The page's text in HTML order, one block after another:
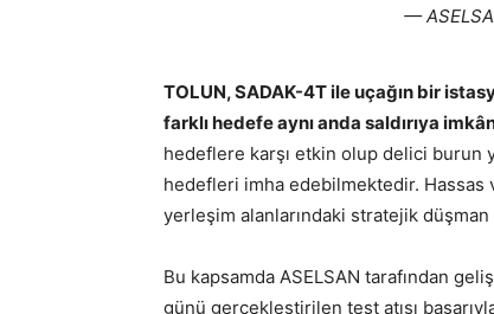
—
TOLUN, SADAK-4T ile uçağın bir
farklı hedefe aynı anda saldırıya
hedeflere karşı etkin olup delici burun
hedefleri imha edebilmektedir.
yerleşim alanlarındaki stratejik
Bu kapsamda ASELSAN tarafından
günü gerçekleştirilen test atışı